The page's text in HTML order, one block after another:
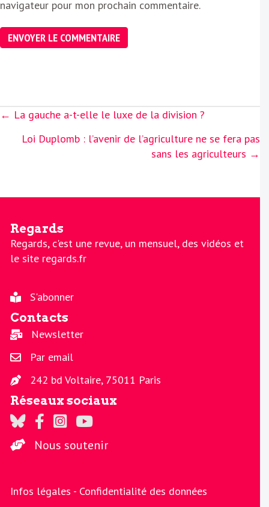
navigateur pour mon prochain commentaire.
Posts
← La gauche a-t-elle le luxe de la division ?
Loi Duplomb : l’avenir de l’agriculture ne se fera pas
sans les agriculteurs →
Regards
Regards, c'est une revue, un mensuel, des vidéos et
le site regards.fr
S'abonner
Contacts
Newsletter
Par email
242 bd Voltaire, 75011 Paris
Réseaux sociaux
Regards sur Twitter
Regards sur Facebook
Regards sur Instagram
La chaine Regards sur Youtube
Nous soutenir
Infos légales - Confidentialité des données